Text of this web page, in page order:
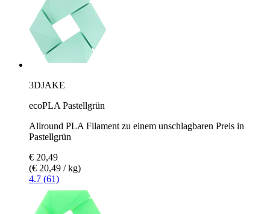
3DJAKE
ecoPLA Pastellgrün
Allround PLA Filament zu einem unschlagbaren Preis in
Pastellgrün
€ 20,49
(€ 20,49 / kg)
4.7 (61)